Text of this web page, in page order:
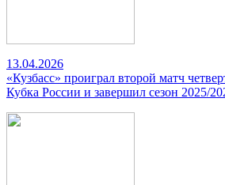
13.04.2026
«Кузбасс» проиграл второй матч
Кубка России и завершил сезон 2025/